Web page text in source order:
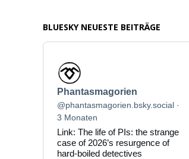
BLUESKY NEUESTE BEITRÄGE
Beitrag
von
Phantasmagorien
auf
Bluesky
ansehen
Phantasmagorien
@phantasmagorien.bsky.social
3 Monaten
Link: The life of PIs: the strange
case of 2026’s resurgence of
hard-boiled detectives